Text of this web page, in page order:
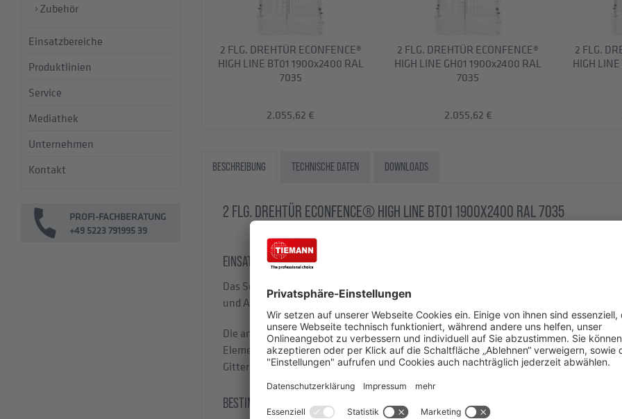
Zubehör
Einsatzbereiche
Produktlinien
Service
Mediathek
Unternehmen
Kontakt
PROFI-FACHBERATUNG
+49 5223 791995 39
2 FLG. DREHTÜR ECONFENCE®
HIGH LINE BT01 1900x2400 RAL
7035
2.055,62 €
2 FLG. DREHTÜR ECONFENCE®
HIGH LINE GH01 1900x2400 RAL
7035
2.055,62 €
2 FLG.
HIGH
BESCHREIBUNG TECHNISCHE DATEN DOWNLOADS
2 FLG. DREHTÜR ECONFENCE® HIGH LINE BT01 1900X2400 RAL 7035
EINSATZBEREICH:
Das Schutzzaun System ECONFENCE® HIGH LINE ist unsere hochfeste und
und Automation. Mit einer getesteten Stoßenergie von bis zu 2000 Joule gehen Sie
Die ansprechende Pulverbeschichtung bringt auf Wunsch das corporate Design Ihres
Elementbauweise, die bei all unseren Produktlinien zum Einsatz kommt, garantiert
Gitterzuschnitte und Ausklinkungen sind im Handumdrehen erledigt.
BESTIMMUNGSGEMÄSSE VERWENDUNG: